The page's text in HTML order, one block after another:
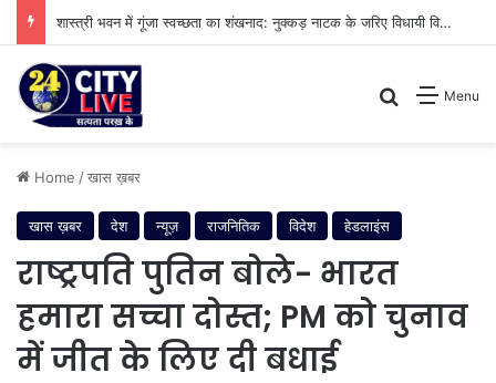
शास्त्री भवन में गूंजा स्वच्छता का शंखनाद: नुक्कड़ नाटक के जरिए विधायी विभाग ने पेश की मिसाल
Menu
Search for
Home /खास ख़बर
खास ख़बर देश न्यूज़ राजनितिक विदेश हेडलाइंस
राष्ट्रपति पुतिन बोले- भारत
हमारा सच्चा दोस्त; PM को चुनाव
में जीत के लिए दी बधाई